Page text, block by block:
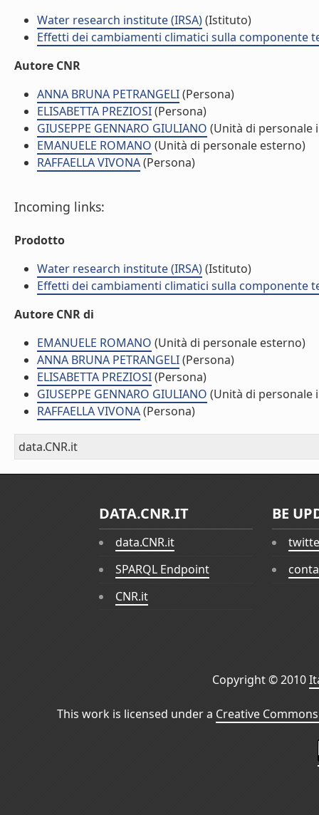
Water research institute (IRSA)(Istituto)
Effetti dei cambiamenti climatici sulla componente
Autore CNR
ANNA BRUNA PETRANGELI(Persona)
ELISABETTA PREZIOSI(Persona)
GIUSEPPE GENNARO GIULIANO (Unità di personale
EMANUELE ROMANO (Unità di personale esterno)
RAFFAELLA VIVONA(Persona)
Incoming links:
Prodotto
Water research institute (IRSA)(Istituto)
Effetti dei cambiamenti climatici sulla componente
Autore CNR di
EMANUELE ROMANO (Unità di personale esterno)
ANNA BRUNA PETRANGELI(Persona)
ELISABETTA PREZIOSI(Persona)
GIUSEPPE GENNARO GIULIANO (Unità di personale
RAFFAELLA VIVONA(Persona)
data.CNR.it
DATA.CNR.IT
data.CNR.it
SPARQL Endpoint
CNR.it
BE
Copyright © 2010
This work is licensed under a Creative